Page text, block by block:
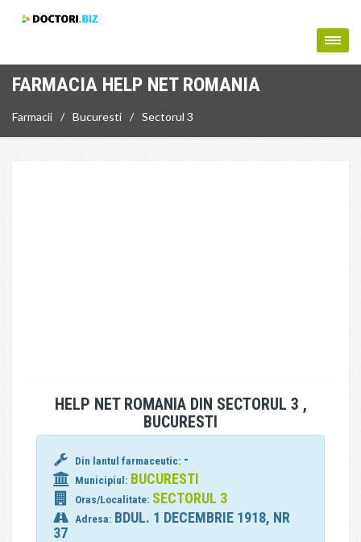
FARMACIA HELP NET ROMANIA
Farmacii Bucuresti Sectorul 3
HELP NET ROMANIA DIN SECTORUL 3 ,
BUCURESTI
Din lantul farmaceutic: -
Municipiul: BUCURESTI
Oras/Localitate: SECTORUL 3
Adresa: BDUL. 1 DECEMBRIE 1918, NR
37